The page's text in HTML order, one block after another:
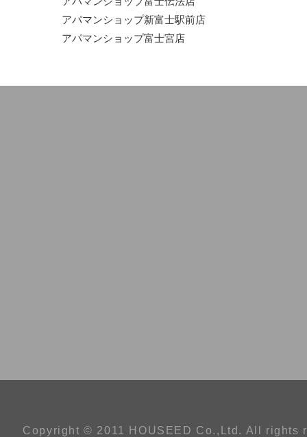
アパマンショップ新富士駅前店
アパマンショップ富士宮店
Copyright © 2011 HOUSEED Co.,Ltd. All rights